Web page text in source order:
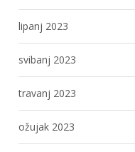
lipanj 2023
svibanj 2023
travanj 2023
ožujak 2023